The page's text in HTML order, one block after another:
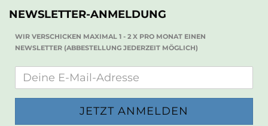
NEWSLETTER-ANMELDUNG
WIR VERSCHICKEN MAXIMAL 1 - 2 X PRO MONAT EINEN
NEWSLETTER (ABBESTELLUNG JEDERZEIT MÖGLICH)